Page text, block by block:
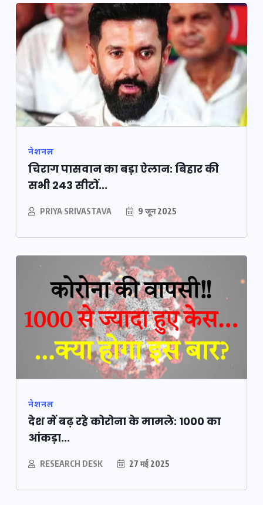
नेशनल
चिराग पासवान का बड़ा ऐलान: बिहार की
सभी 243 सीटों...
PRIYA SRIVASTAVA 9 जून 2025
नेशनल
देश में बढ़ रहे कोरोना के मामले: 1000 का
आंकड़ा...
RESEARCH DESK 27 मई 2025